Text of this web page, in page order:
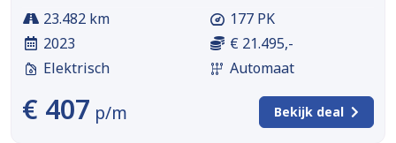
23.482 km
2023
Elektrisch
177 PK
€ 21.495,-
Automaat
€ 407 p/m Bekijk deal